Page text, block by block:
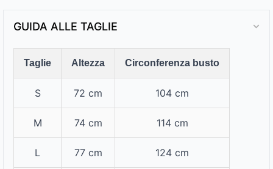
GUIDA ALLE TAGLIE
Taglie Altezza Circonferenza busto
S 72 cm 104 cm
M 74 cm 114 cm
L 77 cm 124 cm